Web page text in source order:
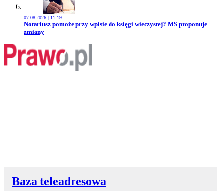
07.08.2026 | 11:19
Przejdź do artykułu:
Notariusz pomoże przy wpisie do księgi wieczystej? MS proponuje
zmiany
Baza teleadresowa